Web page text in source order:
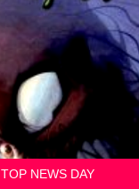
TOP NEWS DAY